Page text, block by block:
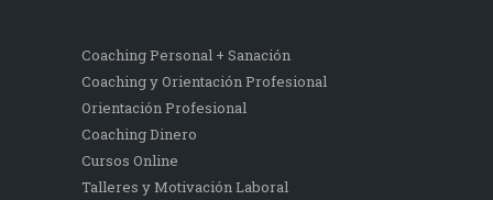
Coaching Personal + Sanación
Coaching y Orientación Profesional
Orientación Profesional
Coaching Dinero
Cursos Online
Talleres y Motivación Laboral